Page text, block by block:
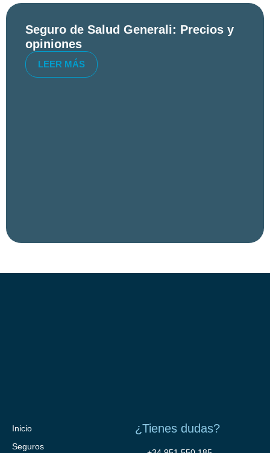
Seguro de Salud Generali: Precios y
opiniones
LEER MÁS
Inicio
Seguros
¿Tienes dudas?